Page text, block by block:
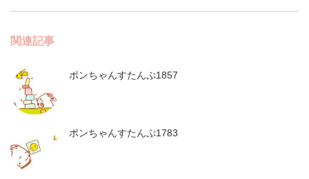
関連記事
ポンちゃんすたんぷ1857
ポンちゃんすたんぷ1783